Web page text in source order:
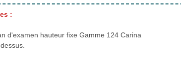
:
d'examen hauteur fixe Gamme 124 Carina